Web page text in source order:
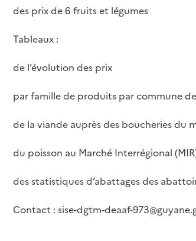
des prix de 6 fruits et légumes
Tableaux :
de l’évolution des prix
par famille de produits par commune
de la viande auprès des boucheries du
du poisson au Marché Interrégional
des statistiques d’abattages des
Contact : sise-dgtm-deaaf-